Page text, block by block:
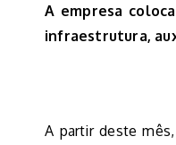
A empresa
infraestrutura,
A partir deste